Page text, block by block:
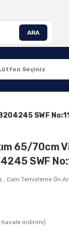
ARA
SWF
65/70cm
SWF
, Cam Temizleme Ön
havale indirimi)